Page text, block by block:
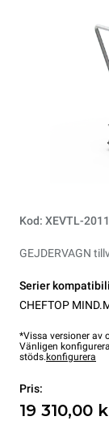
Kod: XEVTL-2011
GEJDERVAGN
Serier
CHEFTOP
*Vissa versioner av
Vänligen
stöds. konfigurera
Pris:
19 310,00